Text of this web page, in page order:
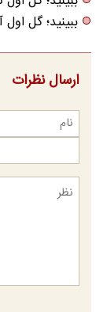
ببینید؛ گل
ارسال نظرات